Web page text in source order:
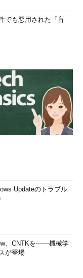
でも悪用された「盲
Updateのトラブル
、CNTKを――機械学
が登場